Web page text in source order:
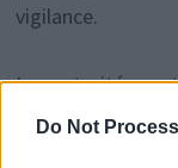
Do Not
vigilance.
Les autorités
lumière sur